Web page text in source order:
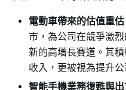
電動車帶來的估值重估
市，為公司在競爭激
新的高增長賽道。其
收入，更被視為提升
智能手機業務復甦與出